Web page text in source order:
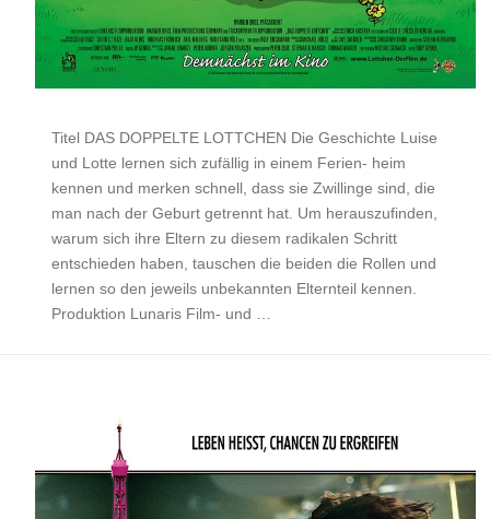
Titel DAS DOPPELTE LOTTCHEN Die Geschichte Luise
und Lotte lernen sich zufällig in einem Ferien- heim
kennen und merken schnell, dass sie Zwillinge sind, die
man nach der Geburt getrennt hat. Um herauszufinden,
warum sich ihre Eltern zu diesem radikalen Schritt
entschieden haben, tauschen die beiden die Rollen und
lernen so den jeweils unbekannten Elternteil kennen.
Produktion Lunaris Film- und …